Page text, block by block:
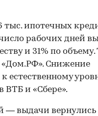
ипотечных
рабочих дней
и 31% по объему.
«Дом.РФ». Снижение
естественному
ВТБ и «Сбере».
— выдачи вернулись